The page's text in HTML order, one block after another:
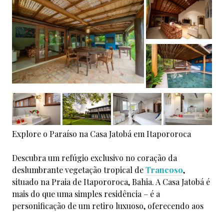
Explore o Paraíso na Casa Jatobá em Itapororoca
Descubra um refúgio exclusivo no coração da
deslumbrante vegetação tropical deTrancoso,
situado na Praia de Itapororoca, Bahia. A Casa Jatobá é
mais do que uma simples residência – é a
personificação de um retiro luxuoso, oferecendo aos